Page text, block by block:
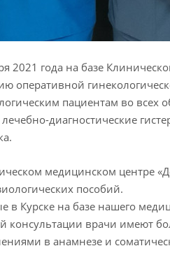
2021 года на базе
оперативной
пациентам во
лечебно-диагностические
медицинском центре
пособий.
в Курске на базе нашего
консультации врачи имеют
в анамнезе и